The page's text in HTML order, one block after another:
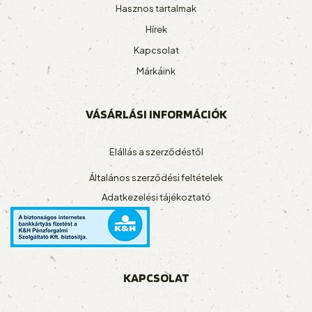
Hasznos tartalmak
Hírek
Kapcsolat
Márkáink
VÁSÁRLÁSI INFORMÁCIÓK
Elállás a szerződéstől
Általános szerződési feltételek
Adatkezelési tájékoztató
KAPCSOLAT